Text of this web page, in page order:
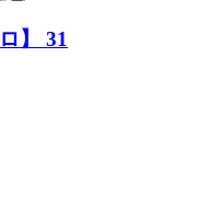
】 31